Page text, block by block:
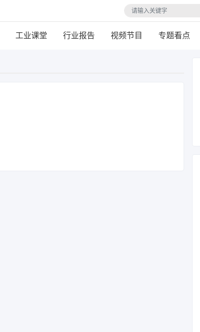
工业课堂 行业报告 视频节目 专题看点